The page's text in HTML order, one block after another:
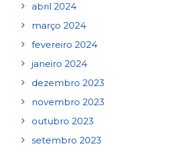
abril 2024
março 2024
fevereiro 2024
janeiro 2024
dezembro 2023
novembro 2023
outubro 2023
setembro 2023